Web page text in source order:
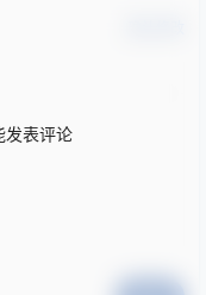
发表评论